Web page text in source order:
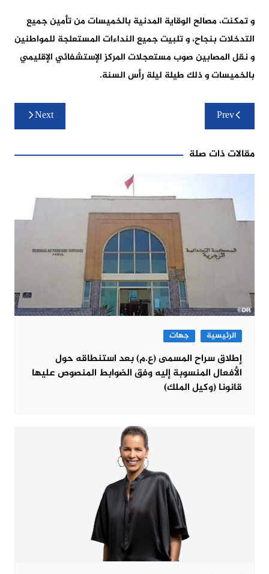
و تمكنت، مصالح الوقاية المدنية بالخميسات من تأمين جميع
التدخلات بنجاح، و تلبيت جميع النداءات المستعلجة للمواطنين
و نقل المصابين صوب مستعجلات المركز الإستشفائي الإقليمي
بالخميسات و ذلك طيلة ليلة رأس السنة.
تصفّح
المقالاتPrev
Next
مقالات ذات صلة
الرئيسية جهات
إطلاق سراح المسمى (ع.م) بعد استنطاقه حول
الأفعال المنسوبة إليه وفق الضوابط المنصوص عليها
قانونا (وكيل الملك)